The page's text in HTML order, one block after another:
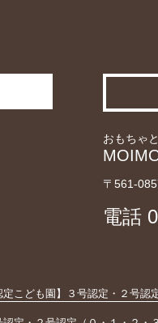
おもちゃ
〒561-
電話
定こども園】３号認定・２号認